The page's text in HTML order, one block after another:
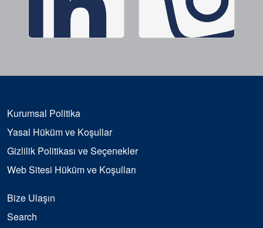
Kurumsal Politika
Yasal Hüküm ve Koşullar
Gizlilik Politikası ve Seçenekler
Web Sitesi Hüküm ve Koşulları
Bize Ulaşın
Search